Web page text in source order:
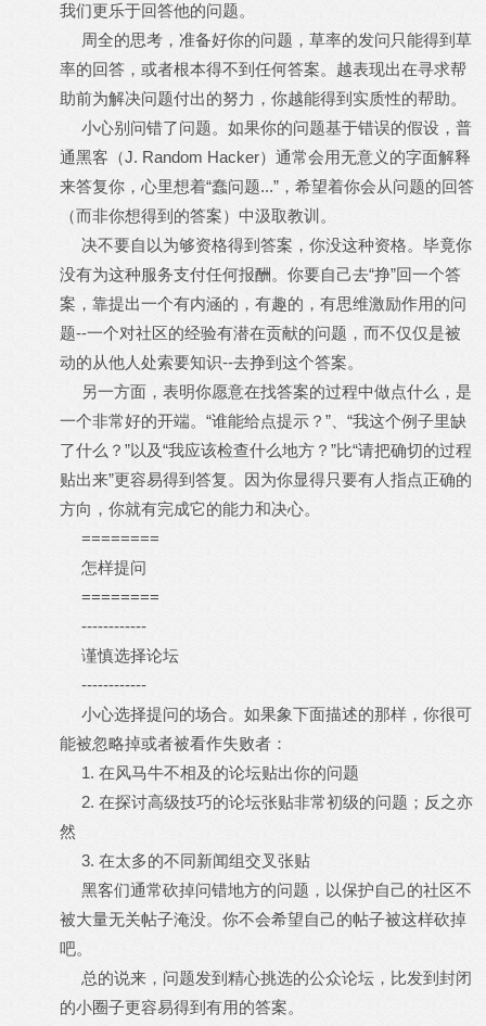
我们更乐于回答他的问题。
周全的思考，准备好你的问题，草率的发问只能得到草
率的回答，或者根本得不到任何答案。越表现出在寻求帮
助前为解决问题付出的努力，你越能得到实质性的帮助。
小心别问错了问题。如果你的问题基于错误的假设，普
通黑客（J. Random Hacker）通常会用无意义的字面解释
来答复你，心里想着“蠢问题...”，希望着你会从问题的回答
（而非你想得到的答案）中汲取教训。
决不要自以为够资格得到答案，你没这种资格。毕竟你
没有为这种服务支付任何报酬。你要自己去“挣”回一个答
案，靠提出一个有内涵的，有趣的，有思维激励作用的问
题--一个对社区的经验有潜在贡献的问题，而不仅仅是被
动的从他人处索要知识--去挣到这个答案。
另一方面，表明你愿意在找答案的过程中做点什么，是
一个非常好的开端。“谁能给点提示？”、“我这个例子里缺
了什么？”以及“我应该检查什么地方？”比“请把确切的过程
贴出来”更容易得到答复。因为你显得只要有人指点正确的
方向，你就有完成它的能力和决心。
========
怎样提问
========
------------
谨慎选择论坛
------------
小心选择提问的场合。如果象下面描述的那样，你很可
能被忽略掉或者被看作失败者：
1. 在风马牛不相及的论坛贴出你的问题
2. 在探讨高级技巧的论坛张贴非常初级的问题；反之亦
然
3. 在太多的不同新闻组交叉张贴
黑客们通常砍掉问错地方的问题，以保护自己的社区不
被大量无关帖子淹没。你不会希望自己的帖子被这样砍掉
吧。
总的说来，问题发到精心挑选的公众论坛，比发到封闭
的小圈子更容易得到有用的答案。